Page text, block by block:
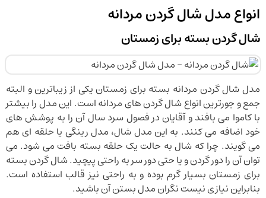
انواع مدل شال گردن مردانه
شال گردن بسته برای زمستان
مدل شال گردن مردانه بسته برای زمستان یکی از زیباترین و البته
جمع و جورترین انواع شال گردن های مردانه است. این مدل را بیشتر
با کاموا می بافند و آقایان در فصول سرد سال آن را به پوشش های
خود اضافه می کنند. به این مدل شال، مدل رینگی یا حلقه ای هم
می گویند. چرا که شال به حالت یک حلقه بسته بافت می شود. می
توان آن را دور گردن و یا حتی دور سر به راحتی پیچید. شال گردن بسته
برای زمستان بسیار گرم بوده و به راحتی نیز قالب استفاده است.
بنابراین نیازی نیست نگران مدل بستن آن باشید.